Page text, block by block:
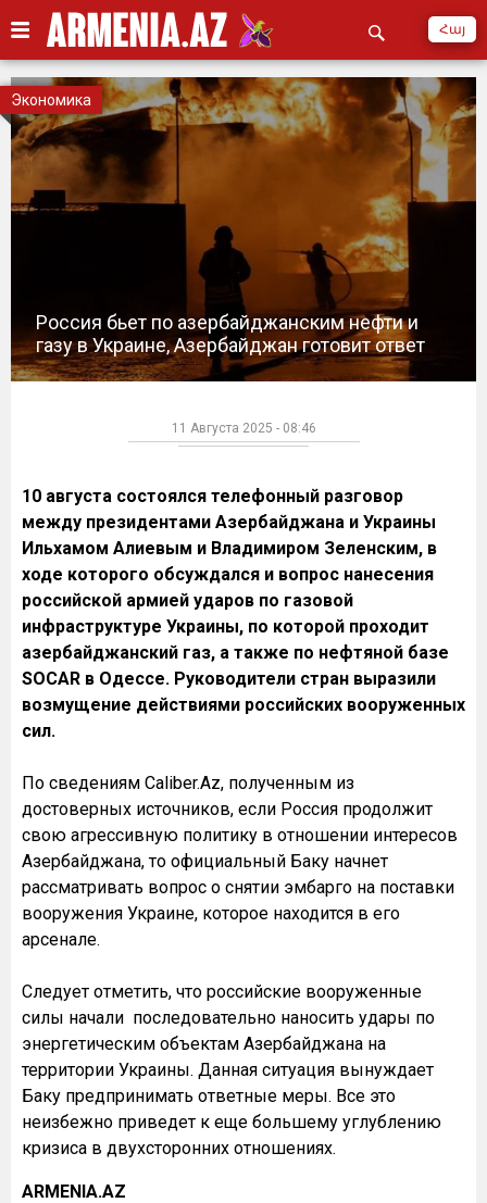
Հայ
Россия бьет по азербайджанским нефти и
газу в Украине, Азербайджан готовит ответ
Экономика
11 Августа 2025 - 08:46
10 августа состоялся телефонный разговор
между президентами Азербайджана и Украины
Ильхамом Алиевым и Владимиром Зеленским, в
ходе которого обсуждался и вопрос нанесения
российской армией ударов по газовой
инфраструктуре Украины, по которой проходит
азербайджанский газ, а также по нефтяной базе
SOCAR в Одессе. Руководители стран выразили
возмущение действиями российских вооруженных
сил.
По сведениям Caliber.Az, полученным из
достоверных источников, если Россия продолжит
свою агрессивную политику в отношении интересов
Азербайджана, то официальный Баку начнет
рассматривать вопрос о снятии эмбарго на поставки
вооружения Украине, которое находится в его
арсенале.
Следует отметить, что российские вооруженные
силы начали последовательно наносить удары по
энергетическим объектам Азербайджана на
территории Украины. Данная ситуация вынуждает
Баку предпринимать ответные меры. Все это
неизбежно приведет к еще большему углублению
кризиса в двухсторонних отношениях.
ARMENIA.AZ